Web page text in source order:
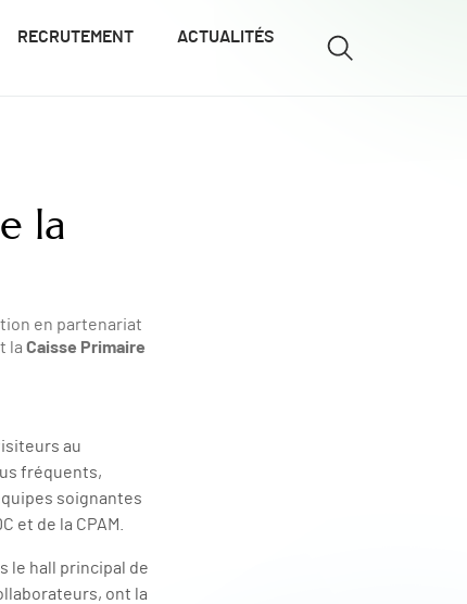
RECRUTEMENT ACTUALITÉS
la
en partenariat
la Caisse Primaire
au
fréquents,
soignantes
de la CPAM.
le hall principal de
ont la